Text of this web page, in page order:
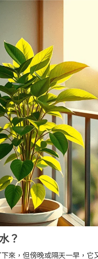
？
來，但傍晚或隔天一早，它